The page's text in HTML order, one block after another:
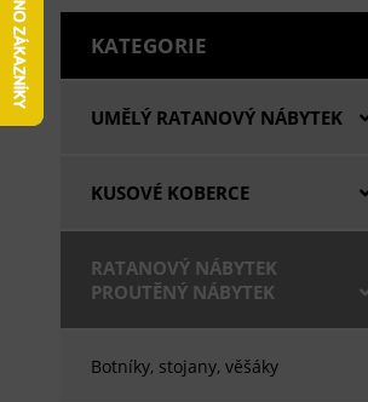
KATEGORIE
UMĚLÝ RATANOVÝ NÁBYTEK
KUSOVÉ KOBERCE
RATANOVÝ NÁBYTEK
PROUTĚNÝ NÁBYTEK
Botníky, stojany, věšáky